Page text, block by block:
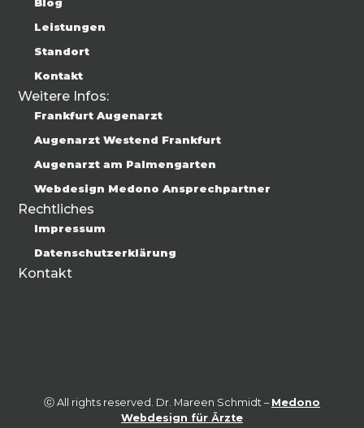
Blog
Leistungen
Standort
Kontakt
Weitere Infos:
Frankfurt Augenarzt
Augenarzt Westend Frankfurt
Augenarzt am Palmengarten
Webdesign Medono Ansprechpartner
Rechtliches
Impressum
Datenschutzerklärung
Kontakt
ⓒ All rights reserved. Dr. Mareen Schmidt – Medono
Webdesign für Ärzte
Russian